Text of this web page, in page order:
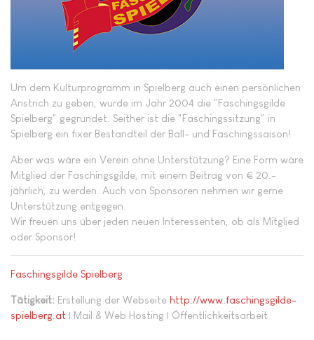
Um dem Kulturprogramm in Spielberg auch einen persönlichen
Anstrich zu geben, wurde im Jahr 2004 die "Faschingsgilde
Spielberg" gegründet. Seither ist die "Faschingssitzung" in
Spielberg ein fixer Bestandteil der Ball- und Faschingssaison!
Aber was wäre ein Verein ohne Unterstützung? Eine Form wäre
Mitglied der Faschingsgilde, mit einem Beitrag von € 20.-
jährlich, zu werden. Auch von Sponsoren nehmen wir gerne
Unterstützung entgegen.
Wir freuen uns über jeden neuen Interessenten, ob als Mitglied
oder Sponsor!
Faschingsgilde Spielberg
Tätigkeit: Erstellung der Webseite http://www.faschingsgilde-
spielberg.at | Mail & Web Hosting | Öffentlichkeitsarbeit